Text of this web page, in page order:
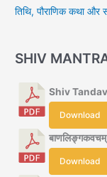
तिथि, पौराणिक कथा और
SHIV
Shiv
Download
Download